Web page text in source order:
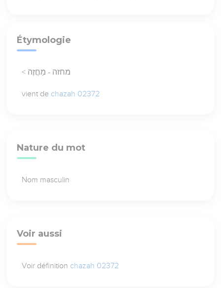
Étymologie
< מחזה - מַחֲזֶה
vient de chazah 02372
Nature du mot
Nom masculin
Voir aussi
Voir définition chazah 02372